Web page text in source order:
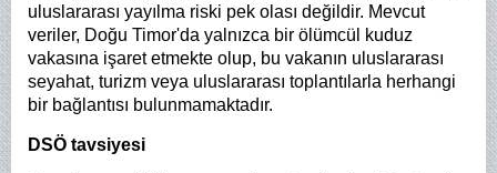
uluslararası yayılma riski pek olası değildir. Mevcut
veriler, Doğu Timor'da yalnızca bir ölümcül kuduz
vakasına işaret etmekte olup, bu vakanın uluslararası
seyahat, turizm veya uluslararası toplantılarla herhangi
bir bağlantısı bulunmamaktadır.
DSÖ tavsiyesi